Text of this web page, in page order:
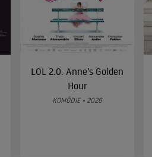
LOL 2.0: Anne’s Golden
Hour
KOMÖDIE • 2026